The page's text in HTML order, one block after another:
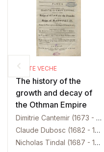
CARTE VECHE
The history of the
growth and decay of
the Othman Empire
Dimitrie Cantemir (1673 - 1723)
Claude Dubosc (1682 - 1745)
Nicholas Tindal (1687 - 1774)